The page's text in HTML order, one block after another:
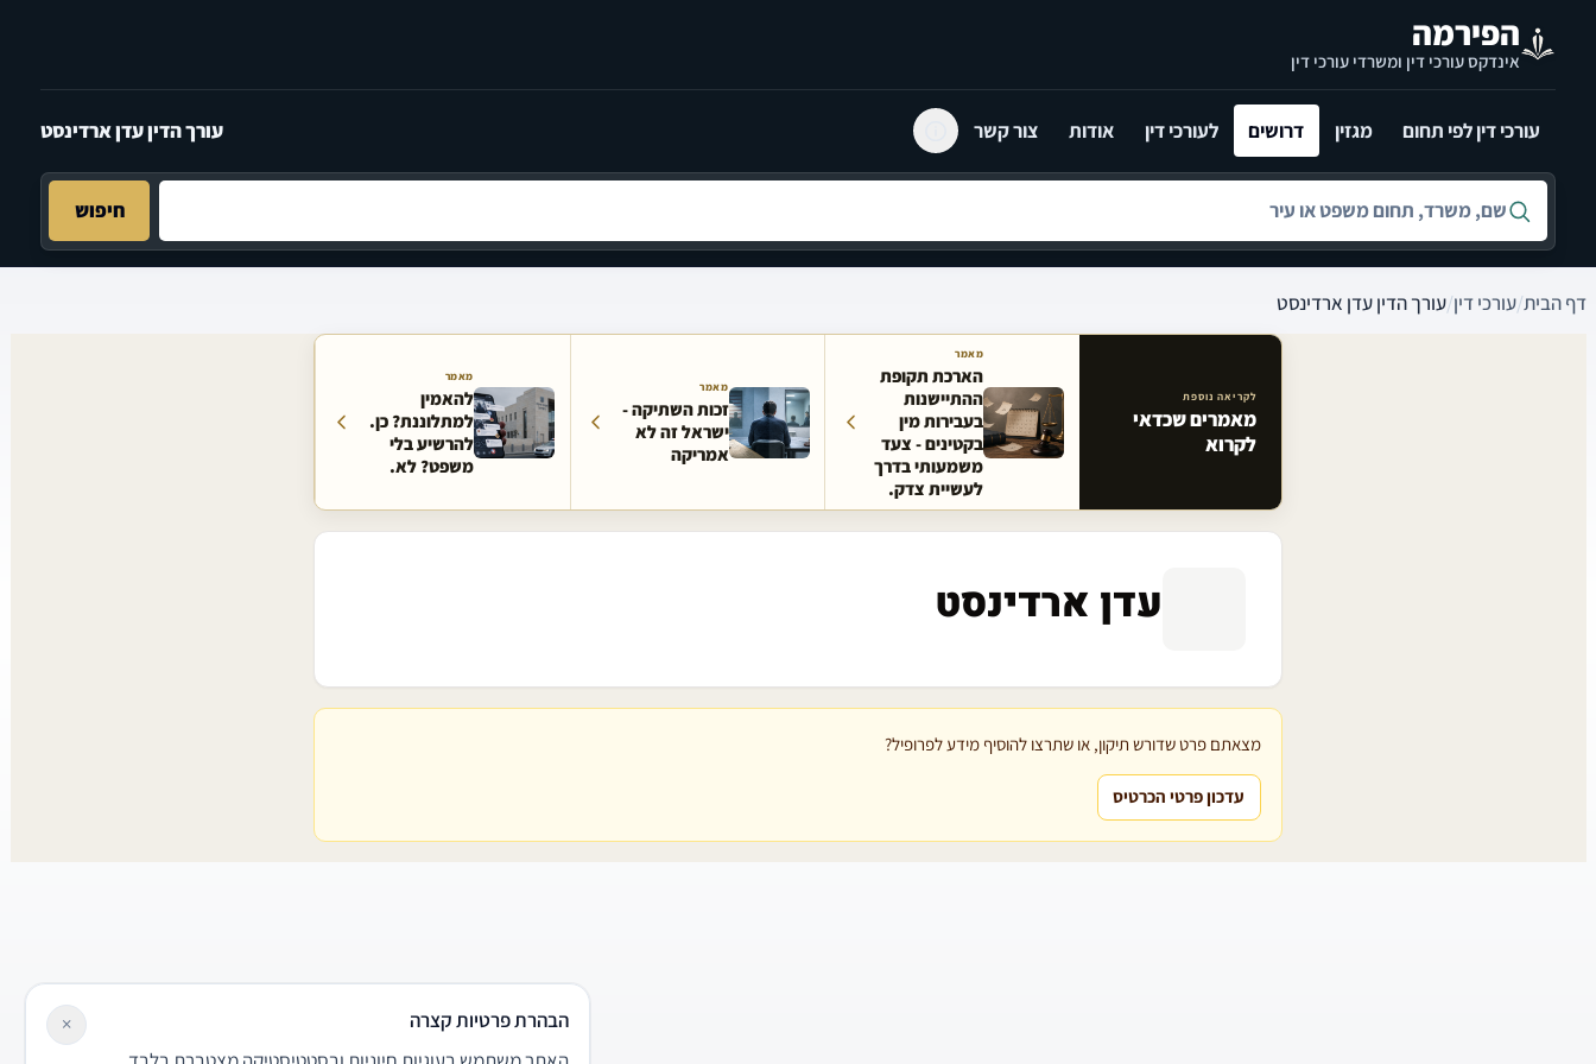
הפירמה
אינדקס עורכי דין ומשרדי עורכי דין
עורכי דין לפי תחום מגזין דרושים לעורכי דין אודות צור קשר עורך הדין עדן ארדינסט
חיפוש לפי שם, משרד, תחום משפט או עיר
חיפוש
דף הבית/עורכי דין/עורך הדין עדן ארדינסט
מאמרים קשורים באתר
לקריאה נוספת
מאמרים שכדאי
לקרוא
מאמר
הארכת תקופת
ההתיישנות
בעבירות מין
בקטינים - צעד
משמעותי בדרך
לעשיית צדק.
מאמר
זכות השתיקה -
ישראל זה לא
אמריקה
מאמר
להאמין
למתלוננת? כן.
להרשיע בלי
משפט? לא.
עדן ארדינסט
מצאתם פרט שדורש תיקון, או שתרצו להוסיף מידע לפרופיל?
עדכון פרטי הכרטיס
הבהרת פרטיות קצרה
×